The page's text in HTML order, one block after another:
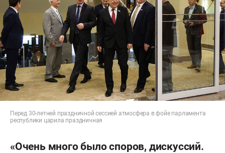
Перед 30-летней праздничной сессией атмосфера в фойе парламента
республики царила праздничная
«Очень много было споров, дискуссий.